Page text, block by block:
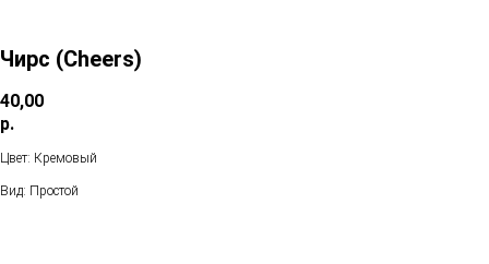
Чирс (Cheers)
40,00
р.
Цвет: Кремовый
Вид: Простой